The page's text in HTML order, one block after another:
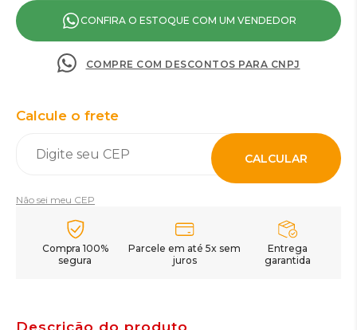
CONFIRA O ESTOQUE COM UM VENDEDOR
COMPRE COM DESCONTOS PARA CNPJ
Calcule o frete
CALCULAR
Não sei meu CEP
Compra 100%
segura
Parcele em até 5x sem
juros
Entrega
garantida